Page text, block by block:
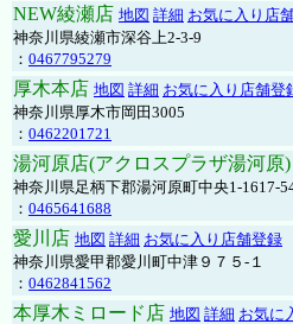
NEW綾瀬店 地図 詳細 お気に入り店
神奈川県綾瀬市深谷上2-3-9
： 0467795279
厚木本店 地図 詳細 お気に入り店舗登
神奈川県厚木市岡田3005
： 0462201721
湯河原店(アクロスプラザ湯河原)
神奈川県足柄下郡湯河原町中央1-1617-
： 0465641688
愛川店 地図 詳細 お気に入り店舗登録
神奈川県愛甲郡愛川町中津９７５-１
： 0462841562
本厚木ミロード店 地図 詳細 お気に